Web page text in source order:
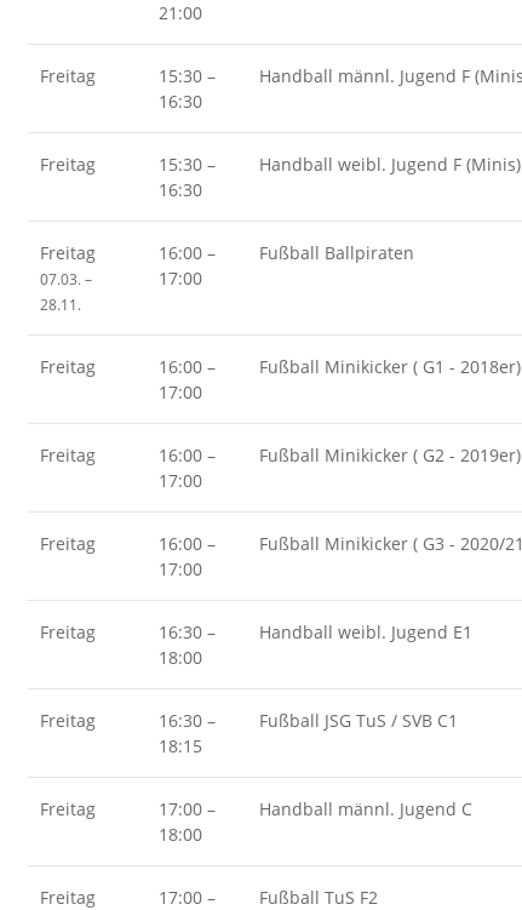
21:00
Freitag 15:30–
16:30
Handball männl. Jugend F
Freitag 15:30–
16:30
Handball weibl. Jugend F (Minis)
Freitag
07.03. –
28.11.
16:00–
17:00
Fußball Ballpiraten
Freitag 16:00–
17:00
Fußball Minikicker ( G1 - 2018er)
Freitag 16:00–
17:00
Fußball Minikicker ( G2 - 2019er)
Freitag 16:00–
17:00
Fußball Minikicker ( G3 - 2020/
Freitag 16:30–
18:00
Handball weibl. Jugend E1
Freitag 16:30–
18:15
Fußball JSG TuS / SVB C1
Freitag 17:00–
18:00
Handball männl. Jugend C
Freitag 17:00–
Fußball TuS F2